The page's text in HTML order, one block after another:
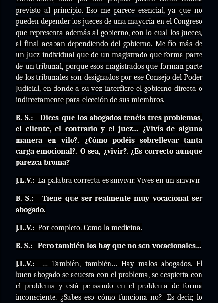
previsto al principio. Eso me parece esencial, ya que no
pueden depender los jueces de una mayoría en el Congreso
que representa además al gobierno, con lo cual los jueces,
al final acaban dependiendo del gobierno. Me fío más de
un juez individual que de un magistrado que forma parte
de un tribunal, porque esos magistrados que forman parte
de los tribunales son designados por ese Consejo del Poder
Judicial, en donde a su vez interfiere el gobierno directa o
indirectamente para elección de sus miembros.
B. S.:
Dices que los abogados tenéis tres problemas,
el cliente, el contrario y el juez… ¿Vivís de alguna
manera en vilo?. ¿Cómo podéis sobrellevar tanta
carga emocional?. O sea, ¿vivir?. ¿Es correcto aunque
parezca broma?
J.L.V.: La palabra correcta es sinvivir. Vives en un sinvivir.
B. S.:
Tiene que ser realmente muy vocacional ser
abogado.
J.L.V.: Por completo. Como la medicina.
B. S.: Pero también los hay que no son vocacionales…
J.L.V.:
… También, también… Hay malos abogados. El
buen abogado se acuesta con el problema, se despierta con
el problema y está pensando en el problema de forma
inconsciente. ¿Sabes eso cómo funciona no?. Es decir, lo